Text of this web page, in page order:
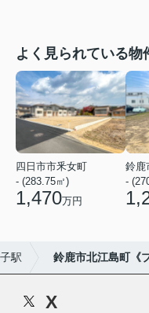
よく見られている物
四日市市釆女町
- (283.75㎡)
1,470万円
鈴鹿
-
駅 鈴鹿市北江島町《
X